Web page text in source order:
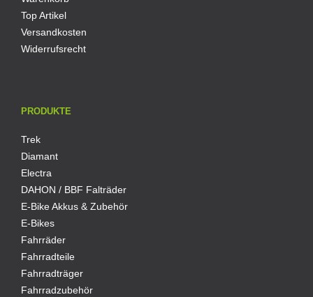
Top Artikel
Versandkosten
Widerrufsrecht
PRODUKTE
Trek
Diamant
Electra
DAHON / BBF Falträder
E-Bike Akkus & Zubehör
E-Bikes
Fahrräder
Fahrradteile
Fahrradträger
Fahrradzubehör